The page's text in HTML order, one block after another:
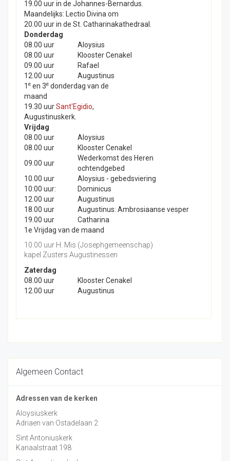
19.00 uur in de Johannes-Bernardus.
Maandelijks: Lectio Divina om
20.00 uur in de St. Catharinakathedraal.
Donderdag
08.00 uur
Aloysius
08.00 uur
Klooster Cenakel
09.00 uur
Rafael
12.00 uur
Augustinus
1 e en 3e donderdag van de
maand
19.30 uurSant'Egidio,
Augustinuskerk.
Vrijdag
08.00 uur
Aloysius
08.00 uur
Klooster Cenakel
09.00 uur
Wederkomst des Heren
ochtendgebed
10.00 uur
Aloysius - gebedsviering
10:00 uur:
Dominicus
12.00 uur
Augustinus
18.00 uur
Augustinus: Ambrosiaanse vesper
19.00 uur
Catharina
1e Vrijdag van de maand
10.00 uur H. Mis (Josephgemeenschap)
kapel Zusters Augustinessen
Zaterdag
08.00 uur
Klooster Cenakel
12.00 uur
Augustinus
Algemeen Contact
Adressen van de kerken
Aloysiuskerk
Adriaen van Ostadelaan 2
Sint Antoniuskerk
Kanaalstraat 198